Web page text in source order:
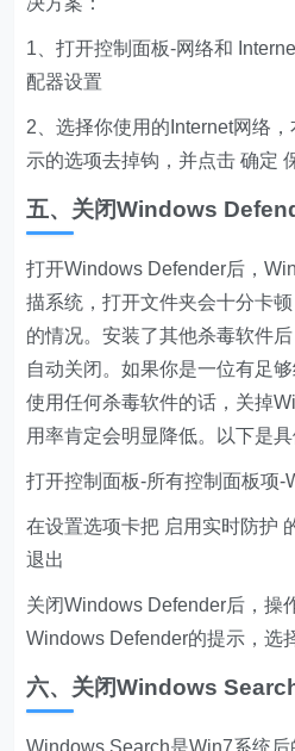
1、打开控制面板-网络和
配器设置
2、选择你使用的Internet网络
示的选项去掉钩，并点击 确定
五、关闭Windows
打开Windows Defender后，
描系统，打开文件夹会十分卡
的情况。安装了其他杀毒软件
自动关闭。如果你是一位有足
使用任何杀毒软件的话，关掉
用率肯定会明显降低。以下是具
打开控制面板-所有控制面板项-
在设置选项卡把 启用实时防护
退出
关闭Windows Defender后，操
Windows Defender的提示，选
六、关闭Windows
Windows Search是Win7系统